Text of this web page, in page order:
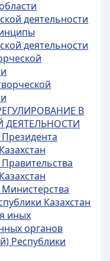
деятельности
деятельности
В
Казахстан
иных
органов
Республики